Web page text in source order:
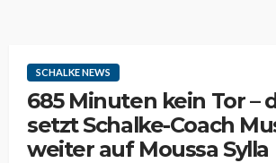
SCHALKE NEWS
685 Minuten kein Tor –
setzt Schalke-Coach
weiter auf Moussa Sylla